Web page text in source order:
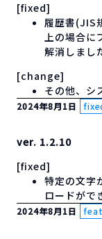
[fixed]
履歴書(JIS
上の場合に
解消しまし
[change]
その他、シ
2024年8月1日
ver. 1.2.10
[fixed]
特定の文字
ロードがで
2024年8月1日